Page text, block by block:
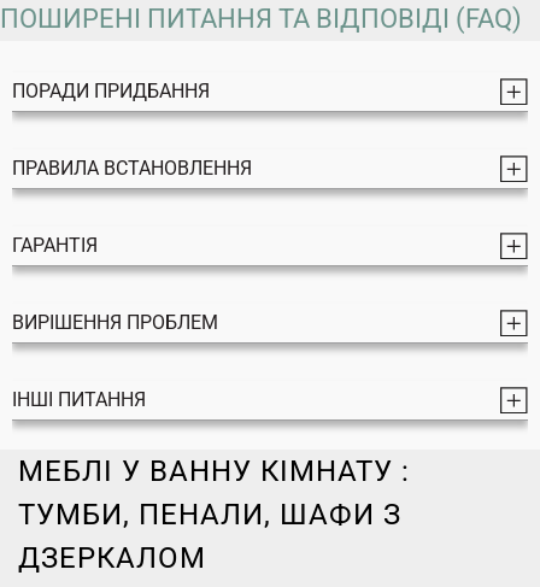
ПОШИРЕНІ ПИТАННЯ ТА ВІДПОВІДІ (FAQ)
ПОРАДИ ПРИДБАННЯ
ПРАВИЛА ВСТАНОВЛЕННЯ
ГАРАНТІЯ
ВИРІШЕННЯ ПРОБЛЕМ
ІНШІ ПИТАННЯ
МЕБЛІ У ВАННУ КІМНАТУ :
ТУМБИ, ПЕНАЛИ, ШАФИ З
ДЗЕРКАЛОМ